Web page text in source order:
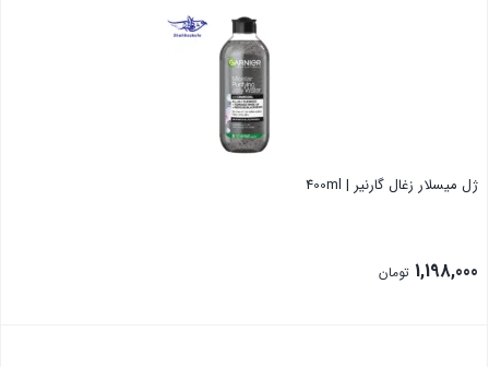
ژل میسلار زغال گارنیر | 400ml
1,198,000 تومان